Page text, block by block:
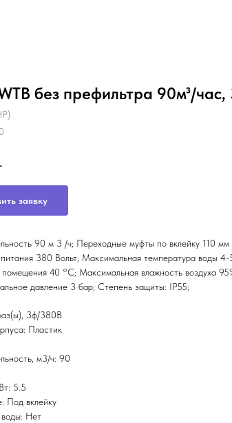
без префильтра 90м³/
заявку
90 м 3 /ч; Переходные муфты по вклейку 110 мм
380 Вольт; Максимальная температура воды
помещения 40 °С; Максимальная влажность воздуха
давление 3 бар; Cтепень защиты: IP55;
3ф/380В
Пластик
м3/ч: 90
5.5
Под вклейку
Нет